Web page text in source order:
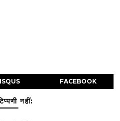
FACEBOOK
नहीं: